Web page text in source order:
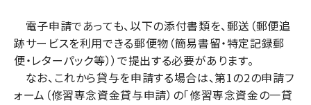
電子申請であっても、以下の添付書類を、郵送（郵便追
跡サービスを利用できる郵便物（簡易書留・特定記録郵
便・レターパック等））で提出する必要があります。
なお、これから貸与を申請する場合は、第1の2の申請フ
ォーム（修習専念資金貸与申請）の「修習専念資金の一貸